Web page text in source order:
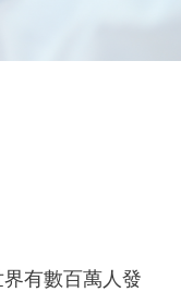
有數百萬人發